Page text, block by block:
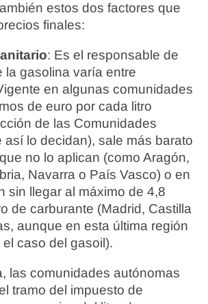
estos dos factores que
finales:
: Es el responsable de
la gasolina varía entre
en algunas comunidades
de euro por cada litro
de las Comunidades
así lo decidan), sale más barato
no lo aplican (como Aragón,
Navarra o País Vasco) o en
sin llegar al máximo de 4,8
de carburante (Madrid, Castilla
aunque en esta última región
caso del gasoil).
las comunidades autónomas
tramo del impuesto de